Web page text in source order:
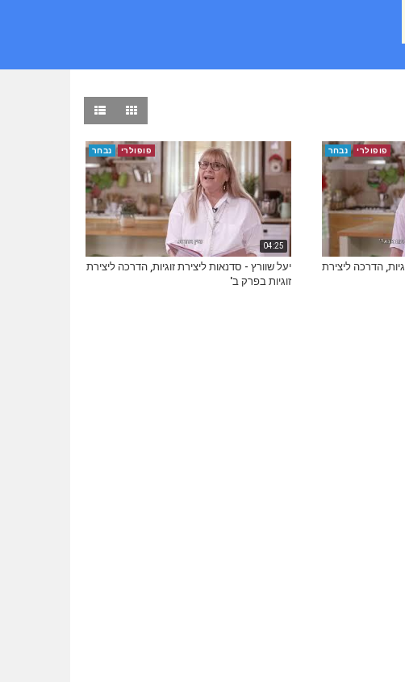
פופולרי נבחר
הדרכה ליצירת
04:25
פופולרי נבחר
יעל שוורץ - סדנאות ליצירת זוגיות, הדרכה ליצירת
זוגיות בפרק ב'